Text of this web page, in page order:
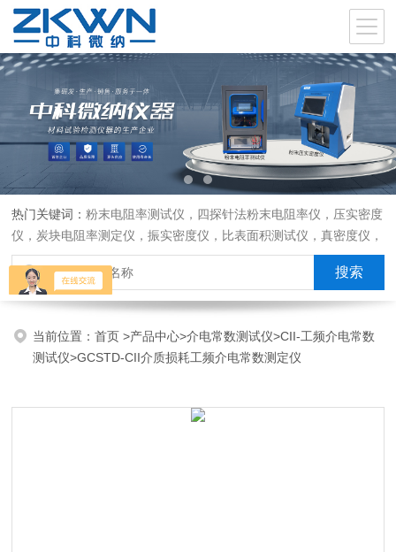
热门关键词：粉末电阻率测试仪，四探针法粉末电阻率仪，压实密度
仪，炭块电阻率测定仪，振实密度仪，比表面积测试仪，真密度仪，
炭块热膨胀仪，炭块透气率仪，炭块二氧化碳反应测定仪
当前位置：首页>产品中心>介电常数测试仪>CII-工频介电常数
测试仪>GCSTD-CII介质损耗工频介电常数测定仪